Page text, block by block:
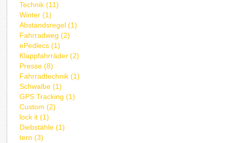
Technik (11)
Winter (1)
Abstandsregel (1)
Fahrradweg (2)
ePedlecs (1)
Klappfahrräder (2)
Presse (8)
Fahrradtechnik (1)
Schwalbe (1)
GPS Tracking (1)
Custom (2)
lock it (1)
Diebstähle (1)
tern (3)